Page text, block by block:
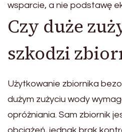
wsparcie, a nie podstawę
Czy duże
szkodzi
Użytkowanie zbiornika
dużym zużyciu wody
opróżniania. Sam zbiornik